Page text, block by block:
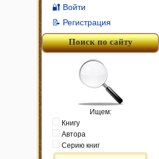
🔐 Войти
📝 Регистрация
Поиск по сайту
Ищем:
Книгу
Автора
Серию книг